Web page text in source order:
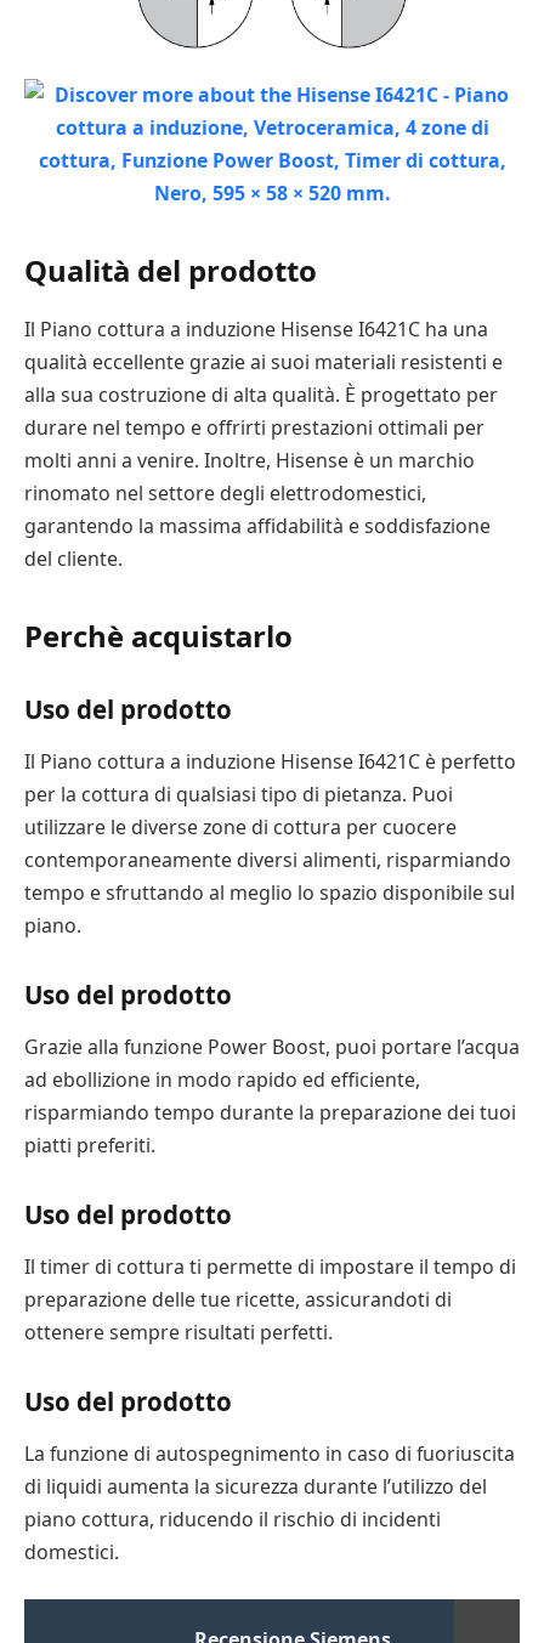
Qualità del prodotto
Il Piano cottura a induzione Hisense I6421C ha una
qualità eccellente grazie ai suoi materiali resistenti e
alla sua costruzione di alta qualità. È progettato per
durare nel tempo e offrirti prestazioni ottimali per
molti anni a venire. Inoltre, Hisense è un marchio
rinomato nel settore degli elettrodomestici,
garantendo la massima affidabilità e soddisfazione
del cliente.
Perchè acquistarlo
Uso del prodotto
Il Piano cottura a induzione Hisense I6421C è perfetto
per la cottura di qualsiasi tipo di pietanza. Puoi
utilizzare le diverse zone di cottura per cuocere
contemporaneamente diversi alimenti, risparmiando
tempo e sfruttando al meglio lo spazio disponibile sul
piano.
Uso del prodotto
Grazie alla funzione Power Boost, puoi portare l’acqua
ad ebollizione in modo rapido ed efficiente,
risparmiando tempo durante la preparazione dei tuoi
piatti preferiti.
Uso del prodotto
Il timer di cottura ti permette di impostare il tempo di
preparazione delle tue ricette, assicurandoti di
ottenere sempre risultati perfetti.
Uso del prodotto
La funzione di autospegnimento in caso di fuoriuscita
di liquidi aumenta la sicurezza durante l’utilizzo del
piano cottura, riducendo il rischio di incidenti
domestici.